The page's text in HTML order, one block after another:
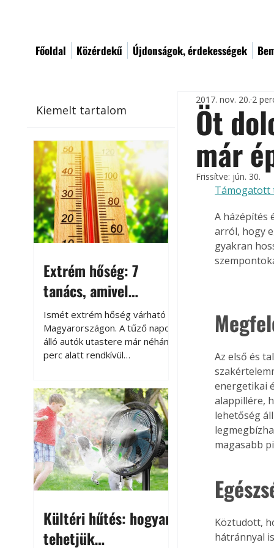
Főoldal Közérdekű Újdonságok, érdekességek
Kiemelt tartalom
Extrém hőség: 7
tanács, amivel
megóvhatjuk
autónkat a nyári
károktól
Ismét extrém hőség várható
Magyarországon. A tűző napon
álló autók utastere már néhány
perc alatt rendkívül
megközelítheti. Ez nemcsak a
beszállást teszi kellemetlenné,
hanem az autó állapotára és a
benne hagyott tárgyakra is
káros hatással lehet. Néhány
egyszerű óvintézkedéssel
azonban jelentősen
csökkenthetjük a hőség káros
Kültéri hűtés: hogyan
tehetjük
Öt
már
2017. nov. 20. 2
Frissítve: jún. 30.
Támogatott
A házépítés
arról, hogy
gyakran
Az első és
energetikai
alappillére,
lehetőség
magasabb
Köztudott,
hátránnyal